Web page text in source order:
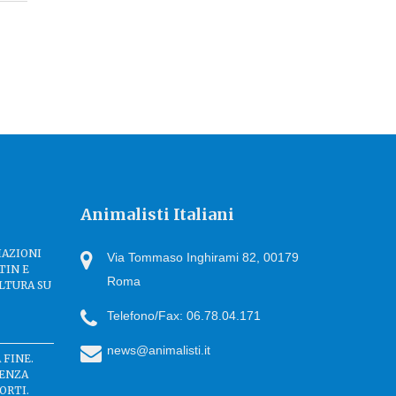
E
SU
FINE.
Animalisti Italiani
Via Tommaso Inghirami 82, 00179
Roma
Telefono/Fax: 06.78.04.171
news@animalisti.it